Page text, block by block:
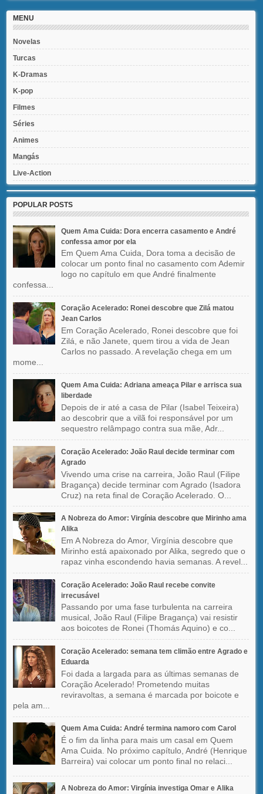
MENU
Novelas
Turcas
K-Dramas
K-pop
Filmes
Séries
Animes
Mangás
Live-Action
POPULAR POSTS
Quem Ama Cuida: Dora encerra casamento e André
confessa amor por ela
Em Quem Ama Cuida, Dora toma a decisão de
colocar um ponto final no casamento com Ademir
logo no capítulo em que André finalmente
confessa...
Coração Acelerado: Ronei descobre que Zilá matou
Jean Carlos
Em Coração Acelerado, Ronei descobre que foi
Zilá, e não Janete, quem tirou a vida de Jean
Carlos no passado. A revelação chega em um
mome...
Quem Ama Cuida: Adriana ameaça Pilar e arrisca sua
liberdade
Depois de ir até a casa de Pilar (Isabel Teixeira)
ao descobrir que a vilã foi responsável por um
sequestro relâmpago contra sua mãe, Adr...
Coração Acelerado: João Raul decide terminar com
Agrado
Vivendo uma crise na carreira, João Raul (Filipe
Bragança) decide terminar com Agrado (Isadora
Cruz) na reta final de Coração Acelerado. O...
A Nobreza do Amor: Virgínia descobre que Mirinho ama
Alika
Em A Nobreza do Amor, Virgínia descobre que
Mirinho está apaixonado por Alika, segredo que o
rapaz vinha escondendo havia semanas. A revel...
Coração Acelerado: João Raul recebe convite
irrecusável
Passando por uma fase turbulenta na carreira
musical, João Raul (Filipe Bragança) vai resistir
aos boicotes de Ronei (Thomás Aquino) e co...
Coração Acelerado: semana tem climão entre Agrado e
Eduarda
Foi dada a largada para as últimas semanas de
Coração Acelerado! Prometendo muitas
reviravoltas, a semana é marcada por boicote e
pela am...
Quem Ama Cuida: André termina namoro com Carol
É o fim da linha para mais um casal em Quem
Ama Cuida. No próximo capítulo, André (Henrique
Barreira) vai colocar um ponto final no relaci...
A Nobreza do Amor: Virgínia investiga Omar e Alika